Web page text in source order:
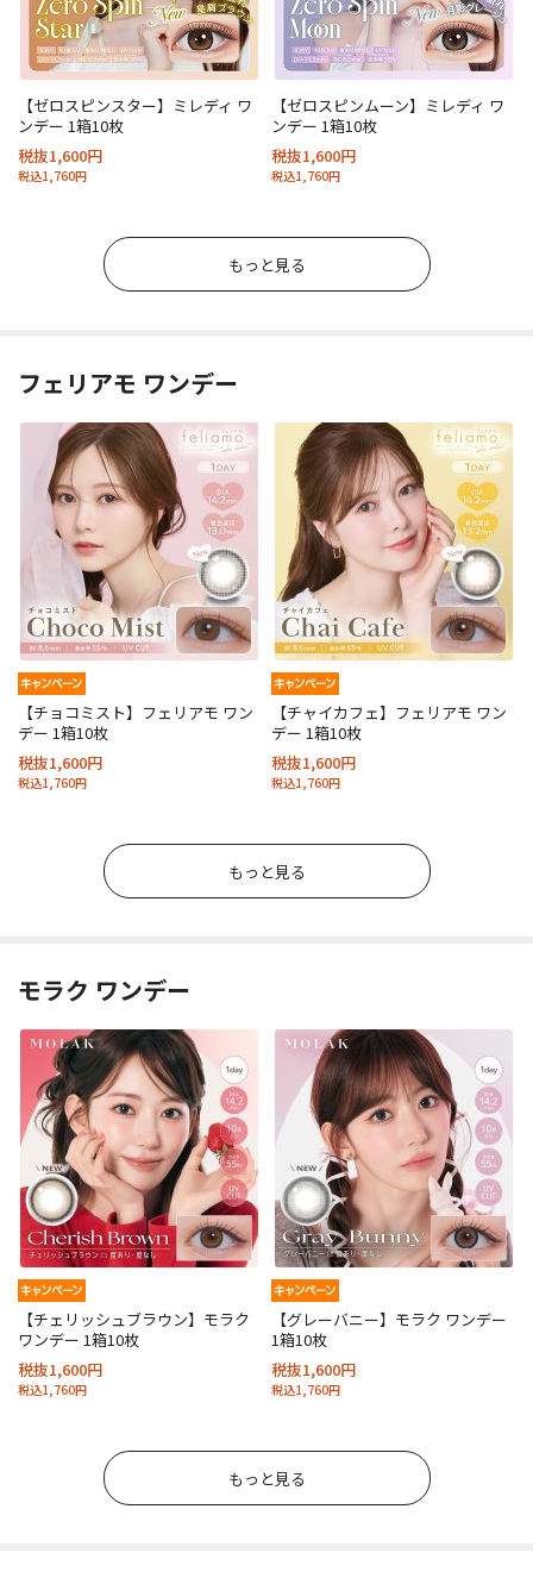
【ゼロスピンスター】ミレディ ワ
ンデー 1箱10枚
税抜1,600円
税込1,760円
【ゼロスピンムーン】ミレディ ワ
ンデー 1箱10枚
税抜1,600円
税込1,760円
もっと見る
フェリアモ ワンデー
【チョコミスト】フェリアモ ワン
デー 1箱10枚
税抜1,600円
税込1,760円
【チャイカフェ】フェリアモ ワン
デー 1箱10枚
税抜1,600円
税込1,760円
もっと見る
モラク ワンデー
【チェリッシュブラウン】モラク
ワンデー 1箱10枚
税抜1,600円
税込1,760円
【グレーバニー】モラク ワンデー
1箱10枚
税抜1,600円
税込1,760円
もっと見る